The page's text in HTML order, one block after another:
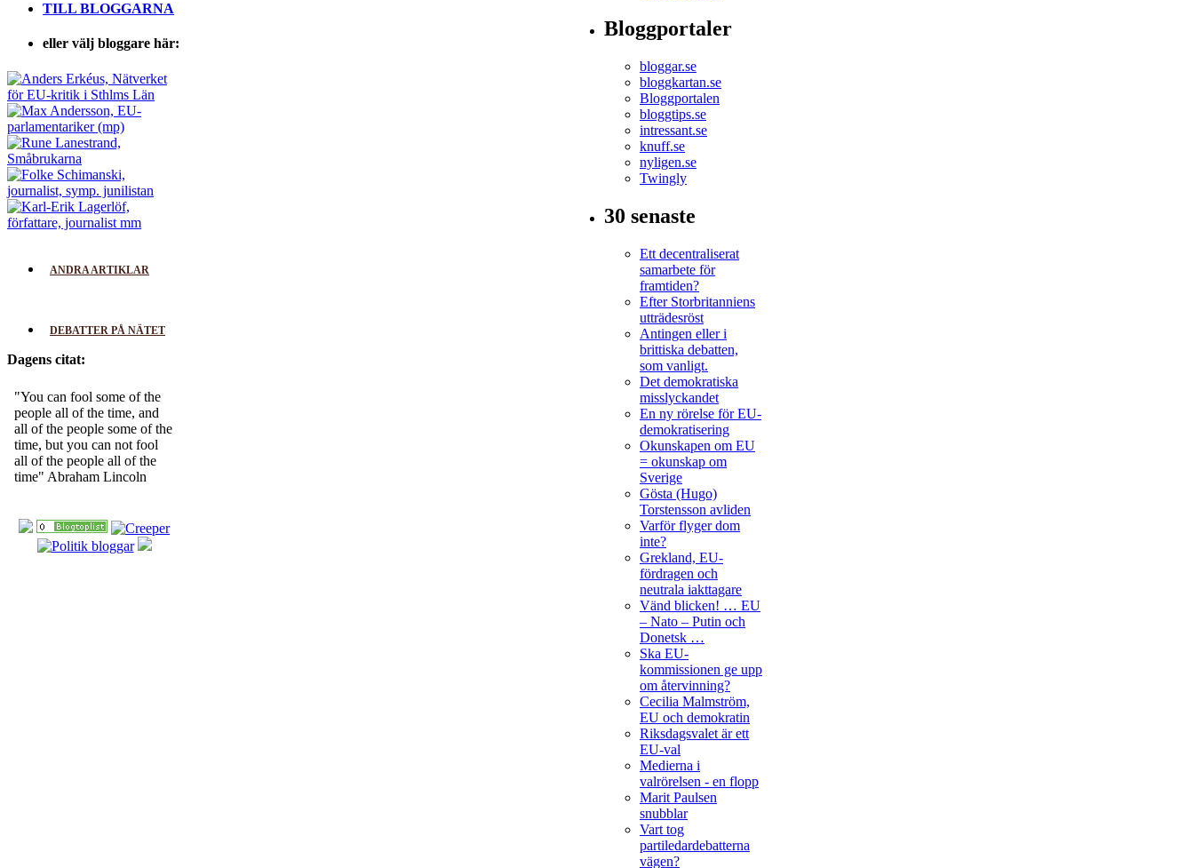
TILL BLOGGARNA
eller välj bloggare här:
ANDRA ARTIKLAR
DEBATTER PÅ NÄTET
Dagens citat:
"You can fool some of the
people all of the time, and
all of the people some of the
time, but you can not fool
all of the people all of the
time" Abraham Lincoln
Bloggportaler
bloggar.se
bloggkartan.se
Bloggportalen
bloggtips.se
intressant.se
knuff.se
nyligen.se
Twingly
30 senaste
Ett decentraliserat
samarbete för
framtiden?
Efter Storbritanniens
utträdesröst
Antingen eller i
brittiska debatten,
som vanligt.
Det demokratiska
misslyckandet
En ny rörelse för EU-
demokratisering
Okunskapen om EU
= okunskap om
Sverige
Gösta (Hugo)
Torstensson avliden
Varför flyger dom
inte?
Grekland, EU-
fördragen och
neutrala iakttagare
Vänd blicken! … EU
– Nato – Putin och
Donetsk …
Ska EU-
kommissionen ge upp
om återvinning?
Cecilia Malmström,
EU och demokratin
Riksdagsvalet är ett
EU-val
Medierna i
valrörelsen - en flopp
Marit Paulsen
snubblar
Vart tog
partiledardebatterna
vägen?